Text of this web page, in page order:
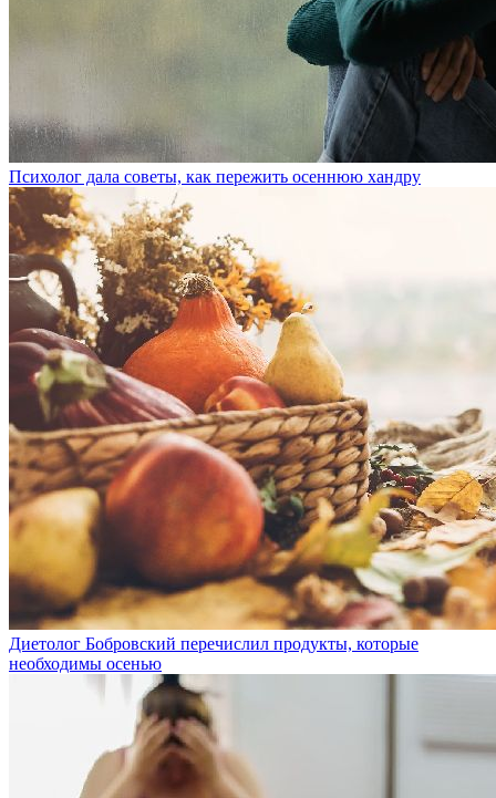
Психолог дала советы, как пережить осеннюю хандру
Диетолог Бобровский перечислил продукты, которые
необходимы осенью